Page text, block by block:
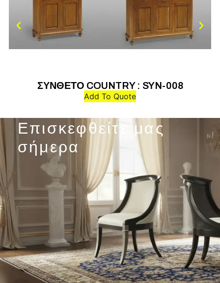
ΣΥΝΘΕΤΟ COUNTRY : SYN-008
Add To Quote
Επισκεφθείτε μας
σήμερα